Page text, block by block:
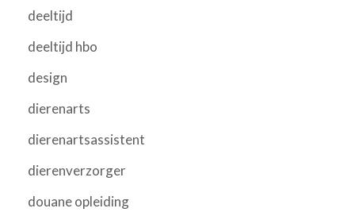
deeltijd
deeltijd hbo
design
dierenarts
dierenartsassistent
dierenverzorger
douane opleiding